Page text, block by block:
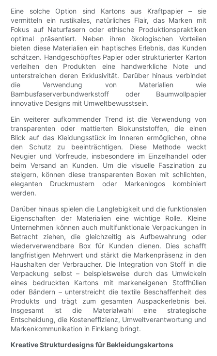
Eine solche Option sind Kartons aus Kraftpapier – sie
vermitteln ein rustikales, natürliches Flair, das Marken mit
Fokus auf Naturfasern oder ethische Produktionspraktiken
optimal präsentiert. Neben ihren ökologischen Vorteilen
bieten diese Materialien ein haptisches Erlebnis, das Kunden
schätzen. Handgeschöpftes Papier oder strukturierter Karton
verleihen den Produkten eine handwerkliche Note und
unterstreichen deren Exklusivität. Darüber hinaus verbindet
die Verwendung von Materialien wie
Bambusfaserverbundwerkstoff oder Baumwollpapier
innovative Designs mit Umweltbewusstsein.
Ein weiterer aufkommender Trend ist die Verwendung von
transparenten oder mattierten Biokunststoffen, die einen
Blick auf das Kleidungsstück im Inneren ermöglichen, ohne
den Schutz zu beeinträchtigen. Diese Methode weckt
Neugier und Vorfreude, insbesondere im Einzelhandel oder
beim Versand an Kunden. Um die visuelle Faszination zu
steigern, können diese transparenten Boxen mit schlichten,
eleganten Druckmustern oder Markenlogos kombiniert
werden.
Darüber hinaus spielen die Langlebigkeit und die funktionalen
Eigenschaften der Materialien eine wichtige Rolle. Kleine
Unternehmen können auch multifunktionale Verpackungen in
Betracht ziehen, die gleichzeitig als Aufbewahrung oder
wiederverwendbare Box für Kunden dienen. Dies schafft
langfristigen Mehrwert und stärkt die Markenpräsenz in den
Haushalten der Verbraucher. Die Integration von Stoff in die
Verpackung selbst – beispielsweise durch das Umwickeln
eines bedruckten Kartons mit markeneigenen Stoffhüllen
oder Bändern – unterstreicht die textile Beschaffenheit des
Produkts und trägt zum gesamten Auspackerlebnis bei.
Insgesamt ist die Materialwahl eine strategische
Entscheidung, die Kosteneffizienz, Umweltverantwortung und
Markenkommunikation in Einklang bringt.
Kreative Strukturdesigns für Bekleidungskartons